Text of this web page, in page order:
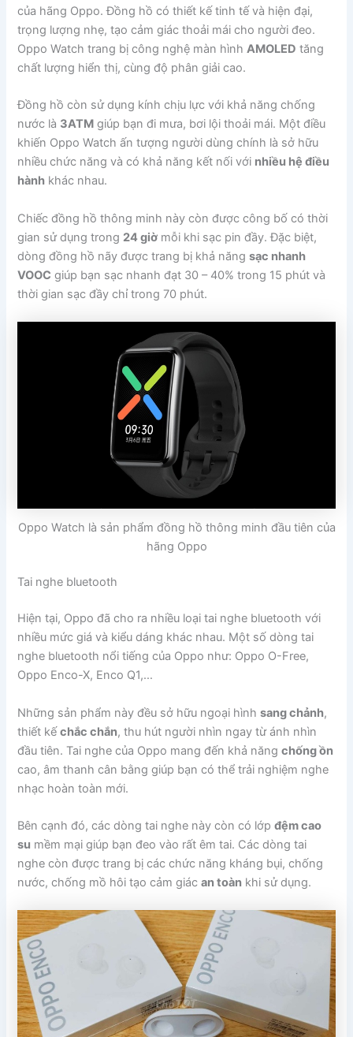
của hãng Oppo. Đồng hồ có thiết kế tinh tế và hiện đại,
trọng lượng nhẹ, tạo cảm giác thoải mái cho người đeo.
Oppo Watch trang bị công nghệ màn hìnhAMOLED tăng
chất lượng hiển thị, cùng độ phân giải cao.
Đồng hồ còn sử dụng kính chịu lực với khả năng chống
nước là 3ATM giúp bạn đi mưa, bơi lội thoải mái. Một điều
khiến Oppo Watch ấn tượng người dùng chính là sở hữu
nhiều chức năng và có khả năng kết nối với nhiều hệ điều
hành khác nhau.
Chiếc đồng hồ thông minh này còn được công bố có thời
gian sử dụng trong 24 giờ mỗi khi sạc pin đầy. Đặc biệt,
dòng đồng hồ nãy được trang bị khả năngsạc nhanh
VOOC giúp bạn sạc nhanh đạt 30 – 40% trong 15 phút và
thời gian sạc đầy chỉ trong 70 phút.
Oppo Watch là sản phẩm đồng hồ thông minh đầu tiên của
hãng Oppo
Tai nghe bluetooth
Hiện tại, Oppo đã cho ra nhiều loại tai nghe bluetooth với
nhiều mức giá và kiểu dáng khác nhau. Một số dòng tai
nghe bluetooth nổi tiếng của Oppo như: Oppo O-Free,
Oppo Enco-X, Enco Q1,…
Những sản phẩm này đều sở hữu ngoại hìnhsang chảnh,
thiết kếchắc chắn, thu hút người nhìn ngay từ ánh nhìn
đầu tiên. Tai nghe của Oppo mang đến khả năngchống ồn
cao, âm thanh cân bằng giúp bạn có thể trải nghiệm nghe
nhạc hoàn toàn mới.
Bên cạnh đó, các dòng tai nghe này còn có lớpđệm cao
su mềm mại giúp bạn đeo vào rất êm tai. Các dòng tai
nghe còn được trang bị các chức năng kháng bụi, chống
nước, chống mồ hôi tạo cảm giácan toàn khi sử dụng.